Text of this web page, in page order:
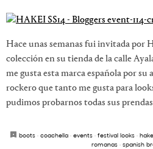
Hace unas semanas fui invitada por
colección en su tienda de la calle
me gusta esta marca española por su
rockero que tanto me gusta para
pudimos probarnos todas sus
boots· coachella· events· festival looks·
romanas · spanish